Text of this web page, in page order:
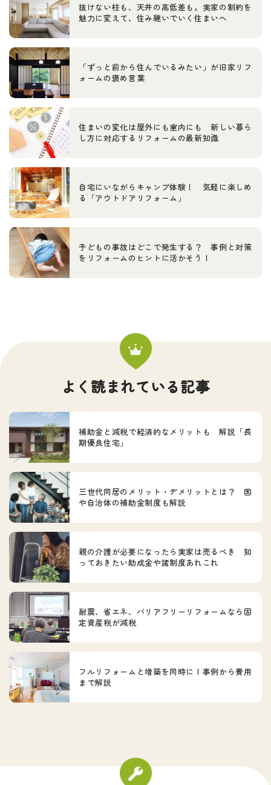
抜けない柱も、天井の高低差も。実家の制約を
魅力に変えて、住み継いでいく住まいへ
「ずっと前から住んでいるみたい」が旧家リフ
ォームの褒め言葉
住まいの変化は屋外にも室内にも 新しい暮ら
し方に対応するリフォームの最新知識
自宅にいながらキャンプ体験！ 気軽に楽しめ
る「アウトドアリフォーム」
子どもの事故はどこで発生する？ 事例と対策
をリフォームのヒントに活かそう！
よく読まれている記事
補助金と減税で経済的なメリットも 解説「長
期優良住宅」
三世代同居のメリット・デメリットとは？ 国
や自治体の補助金制度も解説
親の介護が必要になったら実家は売るべき 知
っておきたい助成金や諸制度あれこれ
耐震、省エネ、バリアフリーリフォームなら固
定資産税が減税
フルリフォームと増築を同時に！事例から費用
まで解説